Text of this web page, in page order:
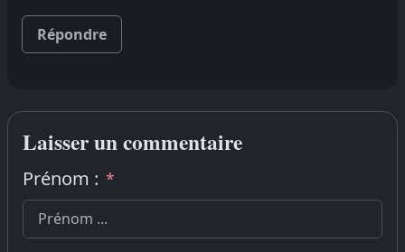
Répondre
Laisser un commentaire
Prénom : *